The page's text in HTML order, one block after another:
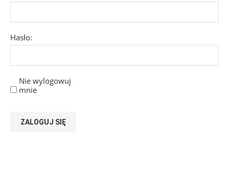
Hasło:
Nie wylogowuj
mnie
ZALOGUJ SIĘ